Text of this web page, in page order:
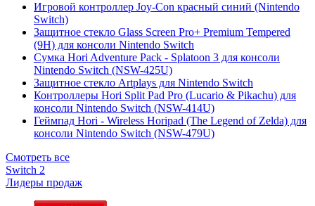
Игровой контроллер Joy-Con красный синий (Nintendo
Switch)
Защитное стекло Glass Screen Pro+ Premium Tempered
(9H) для консоли Nintendo Switch
Сумка Hori Adventure Pack - Splatoon 3 для консоли
Nintendo Switch (NSW-425U)
Защитное стекло Artplays для Nintendo Switch
Контроллеры Hori Split Pad Pro (Lucario & Pikachu) для
консоли Nintendo Switch (NSW-414U)
Геймпад Hori - Wireless Horipad (The Legend of Zelda) для
консоли Nintendo Switch (NSW-479U)
Смотреть все
Switch 2
Лидеры продаж